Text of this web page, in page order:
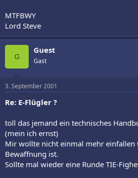
MTFBWY
Lord Steve
G
Guest
Gast
3. September 2001
Re: E-Flügler ?
toll das jemand ein technisches
(mein ich ernst)
Mir wollte nicht einmal mehr einfallen
Bewaffnung ist.
Sollte mal wieder eine Runde TIE-